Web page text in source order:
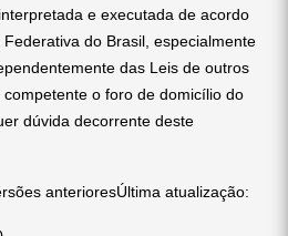
e executada de acordo
do Brasil, especialmente
das Leis de outros
o foro de domicílio do
dúvida decorrente deste
anterioresÚltima atualização: